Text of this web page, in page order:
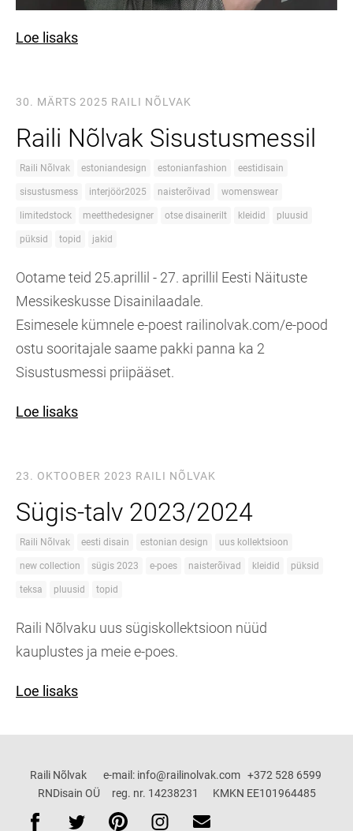
Loe lisaks
30. MÄRTS 2025 RAILI NÕLVAK
Raili Nõlvak Sisustusmessil
Raili Nõlvak estoniandesign estonianfashion eestidisain
sisustusmess interjöör2025 naisterõivad womenswear
limitedstock meetthedesigner otse disainerilt kleidid pluusid
püksid topid jakid
Ootame teid 25.aprillil - 27. aprillil Eesti Näituste
Messikeskusse Disainilaadale.
Esimesele kümnele e-poest railinolvak.com/e-pood
ostu sooritajale saame pakki panna ka 2
Sisustusmessi priipääset.
Loe lisaks
23. OKTOOBER 2023 RAILI NÕLVAK
Sügis-talv 2023/2024
Raili Nõlvak eesti disain estonian design uus kollektsioon
new collection sügis 2023 e-poes naisterõivad kleidid püksid
teksa pluusid topid
Raili Nõlvaku uus sügiskollektsioon nüüd
kauplustes ja meie e-poes.
Loe lisaks
Raili Nõlvak e-mail: info@railinolvak.com +372 528 6599
RNDisain OÜ reg. nr. 14238231 KMKN EE101964485